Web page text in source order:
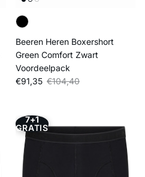
Beeren Heren Boxershort
Green Comfort Zwart
Voordeelpack
Verkoopprijs
€91,35 Reguliere prijs
€104,40
7+1
GRATIS